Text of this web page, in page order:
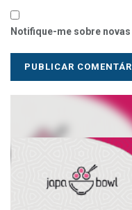
Notifique-me sobre